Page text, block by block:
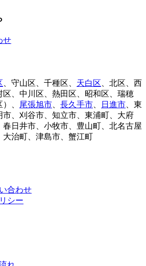
せ
、守山区、千種区、 天白区 、北区、西
区、中川区、熱田区、昭和区、瑞穂
、
尾張旭市 長久手市 日進市 、東
、刈谷市、知立市、東浦町、大府
日井市、小牧市、豊山町、北名古屋
治町、津島市、蟹江町
合わせ
シー